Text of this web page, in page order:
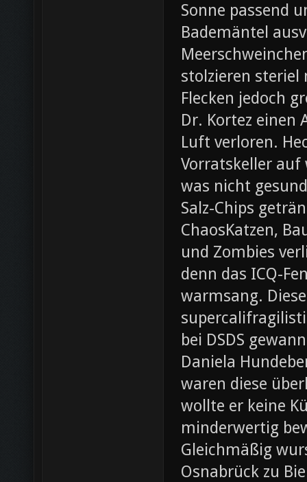
Sonne passend
Bademäntel
stolzieren steriel
Flecken jedoch
Dr. Kortez einen
Luft verloren.
Vorratskeller
was nicht
Salz-Chips
ChaosKatzen,
und Zombies
denn das ICQ-
warmsang.
bei DSDS
Daniela
waren diese
wollte er keine
minderwertig
Gleichmäßig
Osnabrück zu